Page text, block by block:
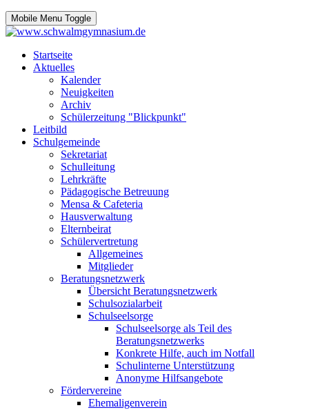
Mobile Menu Toggle
Startseite
Aktuelles
Kalender
Neuigkeiten
Archiv
Schülerzeitung "Blickpunkt"
Leitbild
Schulgemeinde
Sekretariat
Schulleitung
Lehrkräfte
Pädagogische Betreuung
Mensa & Cafeteria
Hausverwaltung
Elternbeirat
Schülervertretung
Allgemeines
Mitglieder
Beratungsnetzwerk
Übersicht Beratungsnetzwerk
Schulsozialarbeit
Schulseelsorge
Schulseelsorge als Teil des
Beratungsnetzwerks
Konkrete Hilfe, auch im Notfall
Schulinterne Unterstützung
Anonyme Hilfsangebote
Fördervereine
Ehemaligenverein